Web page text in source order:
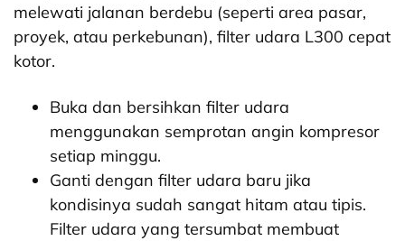
melewati jalanan berdebu (seperti area pasar,
proyek, atau perkebunan), filter udara L300 cepat
kotor.
Buka dan bersihkan filter udara
menggunakan semprotan angin kompresor
setiap minggu.
Ganti dengan filter udara baru jika
kondisinya sudah sangat hitam atau tipis.
Filter udara yang tersumbat membuat